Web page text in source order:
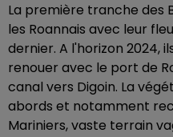
La première tranche des
les Roannais avec leur
dernier. A l'horizon 2024,
renouer avec le port de
canal vers Digoin. La
abords et notamment
Mariniers, vaste terrain